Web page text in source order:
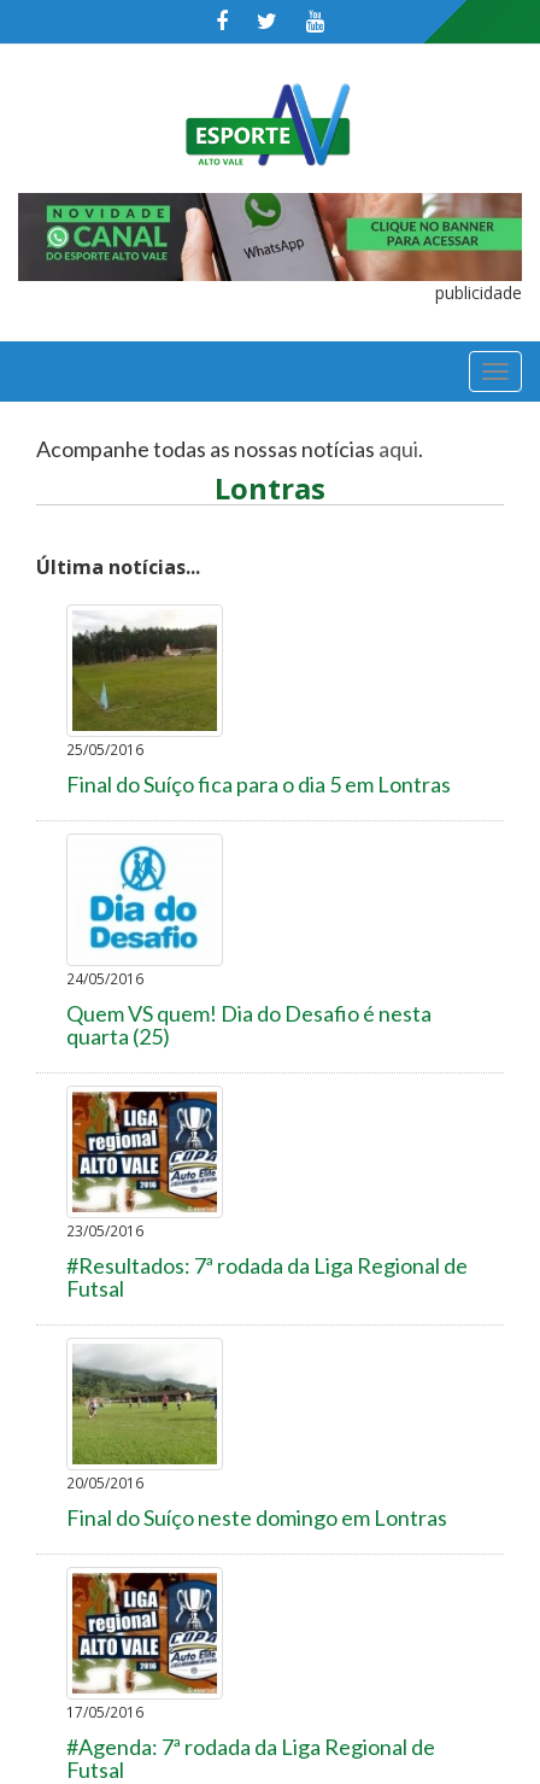
publicidade
Acompanhe todas as nossas notícias aqui.
Lontras
Última notícias...
25/05/2016
Final do Suíço fica para o dia 5 em Lontras
24/05/2016
Quem VS quem! Dia do Desafio é nesta
quarta (25)
23/05/2016
#Resultados: 7ª rodada da Liga Regional de
Futsal
20/05/2016
Final do Suíço neste domingo em Lontras
17/05/2016
#Agenda: 7ª rodada da Liga Regional de
Futsal